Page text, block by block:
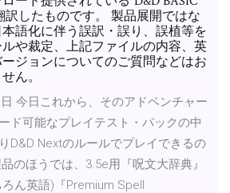
訳したものです。 製品展開ではな
語化に伴う誤訳・誤り、誤植等を
や裁定、上記ファイルの内容、英
ジョンについてのご質問などはお
ん。
今日これから、そのアドベンチャー
ド可能なプレイテスト・パックの中
D&D Nextのルールでプレイできるの
のほうでは、3.5e用『呪文大辞典』
ん英語)『Premium Spell